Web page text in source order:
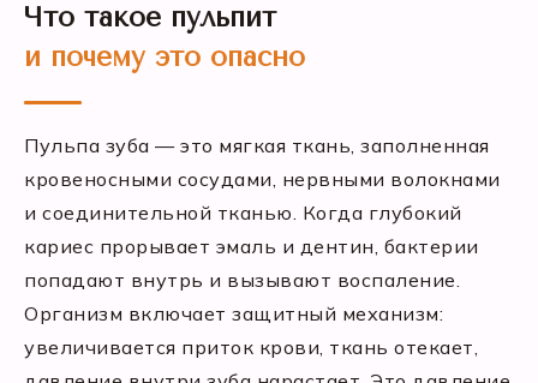
Что такое пульпит
и почему это опасно
Пульпа зуба — это мягкая ткань, заполненная
кровеносными сосудами, нервными волокнами
и соединительной тканью. Когда глубокий
кариес прорывает эмаль и дентин, бактерии
попадают внутрь и вызывают воспаление.
Организм включает защитный механизм:
увеличивается приток крови, ткань отекает,